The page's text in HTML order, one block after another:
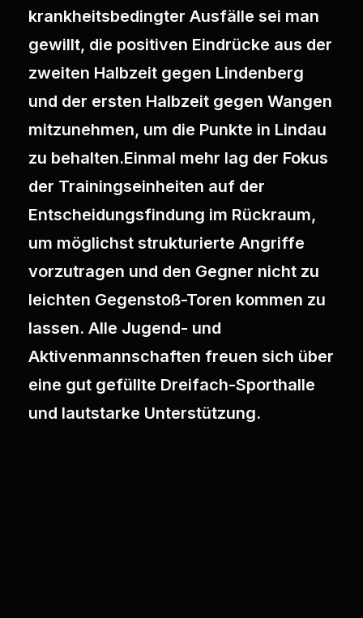
krankheitsbedingter Ausfälle sei man
gewillt, die positiven Eindrücke aus der
zweiten Halbzeit gegen Lindenberg
und der ersten Halbzeit gegen Wangen
mitzunehmen, um die Punkte in Lindau
zu behalten.Einmal mehr lag der Fokus
der Trainingseinheiten auf der
Entscheidungsfindung im Rückraum,
um möglichst strukturierte Angriffe
vorzutragen und den Gegner nicht zu
leichten Gegenstoß-Toren kommen zu
lassen. Alle Jugend- und
Aktivenmannschaften freuen sich über
eine gut gefüllte Dreifach-Sporthalle
und lautstarke Unterstützung.